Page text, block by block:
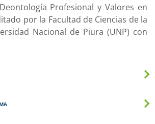
Profesional y Valores en
por la Facultad de Ciencias de la
Nacional de Piura (UNP) con